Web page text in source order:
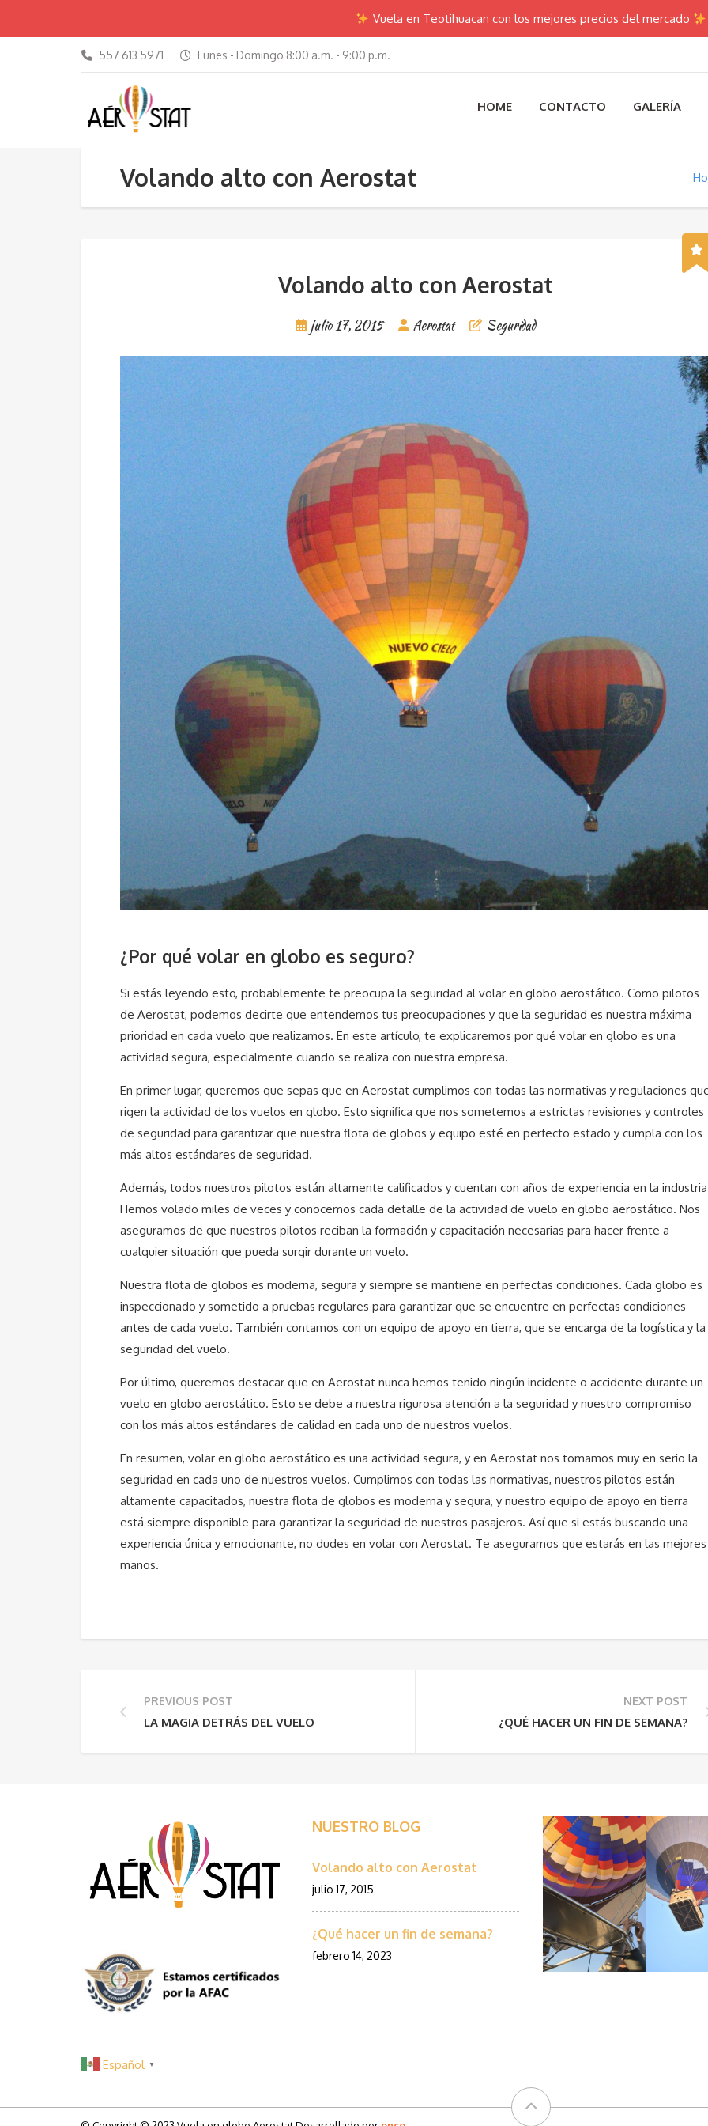
Vuela en Teotihuacan con los mejores precios del mercado
557 613 5971 Lunes - Domingo 8:00 a.m. - 9:00 p.m.
HOME CONTACTO GALERÍA
Volando alto con Aerostat
Volando alto con Aerostat
julio 17, 2015 Aerostat Seguridad
¿Por qué volar en globo es seguro?
Si estás leyendo esto, probablemente te preocupa la seguridad al volar en globo aerostático. Como pilotos
de Aerostat, podemos decirte que entendemos tus preocupaciones y que la seguridad es nuestra máxima
prioridad en cada vuelo que realizamos. En este artículo, te explicaremos por qué volar en globo es una
actividad segura, especialmente cuando se realiza con nuestra empresa.
En primer lugar, queremos que sepas que en Aerostat cumplimos con todas las normativas y regulaciones
rigen la actividad de los vuelos en globo. Esto significa que nos sometemos a estrictas revisiones y controles
de seguridad para garantizar que nuestra flota de globos y equipo esté en perfecto estado y cumpla con los
más altos estándares de seguridad.
Además, todos nuestros pilotos están altamente calificados y cuentan con años de experiencia en la
Hemos volado miles de veces y conocemos cada detalle de la actividad de vuelo en globo aerostático. Nos
aseguramos de que nuestros pilotos reciban la formación y capacitación necesarias para hacer frente a
cualquier situación que pueda surgir durante un vuelo.
Nuestra flota de globos es moderna, segura y siempre se mantiene en perfectas condiciones. Cada globo es
inspeccionado y sometido a pruebas regulares para garantizar que se encuentre en perfectas condiciones
antes de cada vuelo. También contamos con un equipo de apoyo en tierra, que se encarga de la logística y la
seguridad del vuelo.
Por último, queremos destacar que en Aerostat nunca hemos tenido ningún incidente o accidente durante un
vuelo en globo aerostático. Esto se debe a nuestra rigurosa atención a la seguridad y nuestro compromiso
con los más altos estándares de calidad en cada uno de nuestros vuelos.
En resumen, volar en globo aerostático es una actividad segura, y en Aerostat nos tomamos muy en serio la
seguridad en cada uno de nuestros vuelos. Cumplimos con todas las normativas, nuestros pilotos están
altamente capacitados, nuestra flota de globos es moderna y segura, y nuestro equipo de apoyo en tierra
está siempre disponible para garantizar la seguridad de nuestros pasajeros. Así que si estás buscando una
experiencia única y emocionante, no dudes en volar con Aerostat. Te aseguramos que estarás en las mejores
manos.
PREVIOUS POST
LA MAGIA DETRÁS DEL VUELO
NEXT POST
¿QUÉ HACER UN FIN DE SEMANA?
Español ▼
NUESTRO BLOG
Volando alto con Aerostat
julio 17, 2015
¿Qué hacer un fin de semana?
febrero 14, 2023